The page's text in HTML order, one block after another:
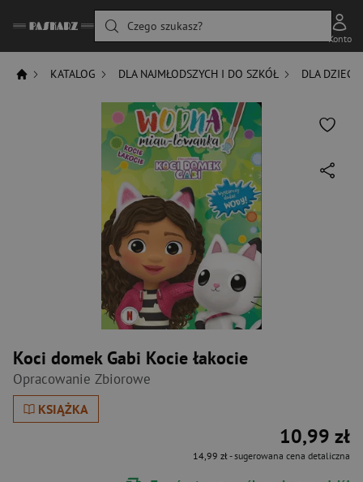
Czego szukasz?
Konto
KATALOG DLA NAJMŁODSZYCH I DO SZKÓŁ DLA DZIECI
Koci domek Gabi Kocie łakocie
Opracowanie Zbiorowe
KSIĄŻKA
10,99 zł
14,99 zł- sugerowana cena detaliczna